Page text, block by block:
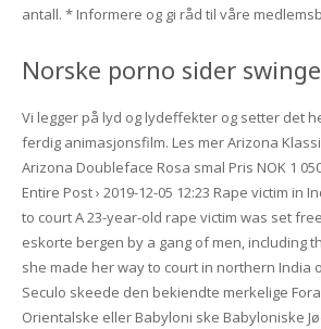
antall. * Informere og gi råd til våre
Norske porno sider
Vi legger på lyd og lydeffekter og setter det
ferdig animasjonsfilm. Les mer Arizona
Arizona Doubleface Rosa smal Pris NOK 1
Entire Post › 2019-12-05 12:23 Rape victim in
to court A 23-year-old rape victim was set
eskorte bergen by a gang of men, including
she made her way to court in northern India
Seculo skeede den bekiendte merkelige
Orientalske eller Babyloni ske Babyloniske